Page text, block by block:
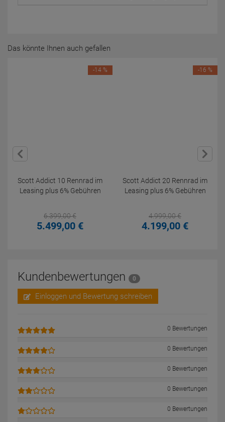
Das könnte Ihnen auch gefallen
Scott Addict 10 Rennrad im
Leasing plus 6% Gebühren
6.399,00€
5.499,00 €
-14 %
Scott Addict 20 Rennrad im
Leasing plus 6% Gebühren
4.999,00€
4.199,00 €
-16 %
Kundenbewertungen 0
Einloggen und Bewertung schreiben
0 Bewertungen
0 Bewertungen
0 Bewertungen
0 Bewertungen
0 Bewertungen